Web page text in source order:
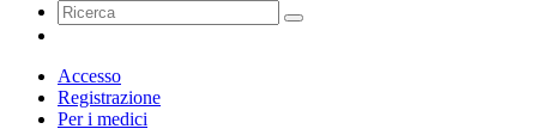
Accesso
Registrazione
Per i medici